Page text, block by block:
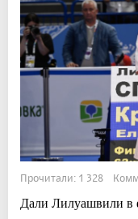
Прочитали: 1 328
Дали Лилуашвили в